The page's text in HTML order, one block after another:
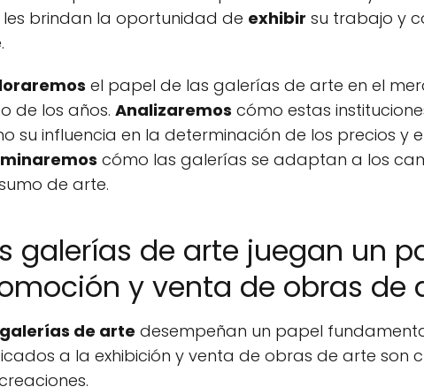
brindan la oportunidad de exhibir su trabajo y
el papel de las galerías de arte en el
de los años. Analizaremos cómo estas
su influencia en la determinación de los precios y
cómo las galerías se adaptan a los
de arte.
galerías de arte juegan un
y venta de obras de
galerías de arte desempeñan un papel
a la exhibición y venta de obras de arte son